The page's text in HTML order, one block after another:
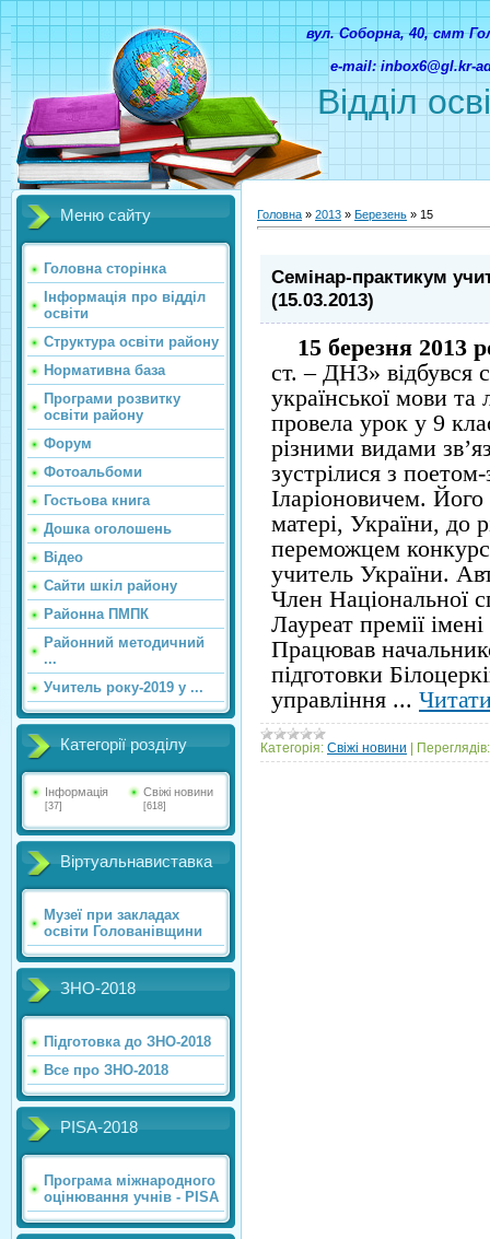
Відділ
вул. Соборна, 40, смт
e-mail: inbox6@gl.kr-
Меню сайту
Головна сторінка
Інформація про відділ
освіти
Структура освіти району
Нормативна база
Програми розвитку
освіти району
Форум
Фотоальбоми
Гостьова книга
Дошка оголошень
Відео
Сайти шкіл району
Районна ПМПК
Районний методичний
...
Учитель року-2019 у ...
Категорії розділу
Інформація
[37]
Свіжі новини
[618]
Віртуальнавиставка
Музеї при закладах
освіти Голованівщини
ЗНО-2018
Підготовка до ЗНО-2018
Все про ЗНО-2018
PISA-2018
Програма міжнародного
оцінювання учнів - PISA
Головна » 2013 » Березень » 15
Семінар-практикум
(15.03.2013)
15 березня 2013
ст. – ДНЗ» відбувся
української мови
провела урок у 9
різними видами
зустрілися з
Іларіоновичем.
матері, України, до
переможцем
учитель України.
Член Національної
Лауреат премії
Працював
підготовки
управління ...
Категорія: Свіжі новини Переглядів: